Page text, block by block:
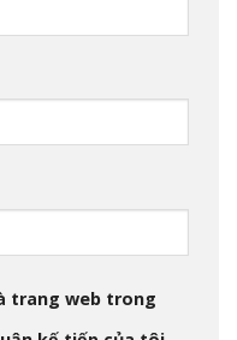
trang web trong